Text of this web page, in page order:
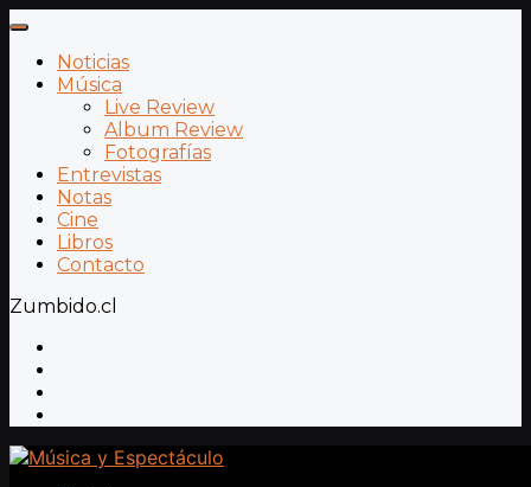
Noticias
Música
Live Review
Album Review
Fotografías
Entrevistas
Notas
Cine
Libros
Contacto
Zumbido.cl